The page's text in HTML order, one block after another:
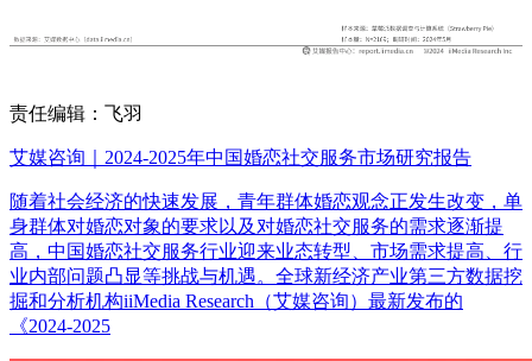
责任编辑：飞羽
艾媒咨询｜2024-2025年中国婚恋社交服务市场研究报告
随着社会经济的快速发展，青年群体婚恋观念正发生改变，单
身群体对婚恋对象的要求以及对婚恋社交服务的需求逐渐提
高，中国婚恋社交服务行业迎来业态转型、市场需求提高、行
业内部问题凸显等挑战与机遇。全球新经济产业第三方数据挖
掘和分析机构iiMedia Research（艾媒咨询）最新发布的
《2024-2025